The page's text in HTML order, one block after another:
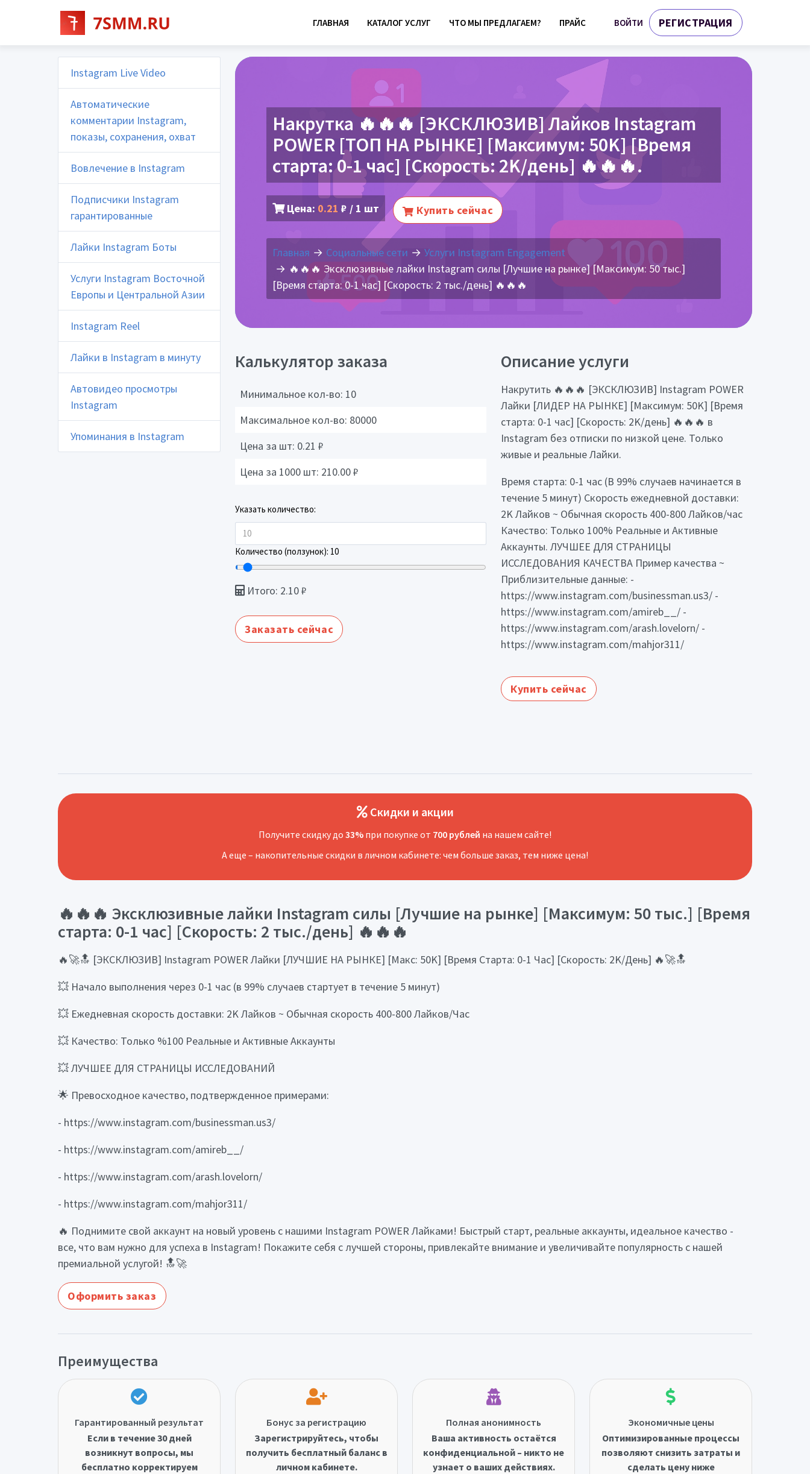
ГЛАВНАЯ КАТАЛОГ УСЛУГ ЧТО МЫ ПРЕДЛАГАЕМ? ПРАЙС ВОЙТИ РЕГИСТРАЦИЯ
Instagram Live Video
Автоматические
комментарии Instagram,
показы, сохранения, охват
Вовлечение в Instagram
Подписчики Instagram
гарантированные
Лайки Instagram Боты
Услуги Instagram Восточной
Европы и Центральной Азии
Instagram Reel
Лайки в Instagram в минуту
Автовидео просмотры
Instagram
Упоминания в Instagram
Накрутка 🔥🔥🔥 [ЭКСКЛЮЗИВ] Лайков Instagram
POWER [ТОП НА РЫНКЕ] [Максимум: 50K] [Время
старта: 0-1 час] [Скорость: 2K/день] 🔥🔥🔥.
Цена: 0.21 ₽ / 1 шт Купить сейчас
Главная Социальные сети
Услуги Instagram Engagement
🔥🔥🔥 Эксклюзивные лайки Instagram силы [Лучшие на рынке] [Максимум: 50 тыс.]
[Время старта: 0-1 час] [Скорость: 2 тыс./день] 🔥🔥🔥
Калькулятор заказа
Минимальное кол-во: 10
Максимальное кол-во: 80000
Цена за шт: 0.21 ₽
Цена за 1000 шт: 210.00₽
Указать количество:
Количество (ползунок): 10
Итого: 2.10₽
Заказать сейчас
Описание услуги
Накрутить 🔥🔥🔥 [ЭКСКЛЮЗИВ] Instagram POWER
Лайки [ЛИДЕР НА РЫНКЕ] [Максимум: 50K] [Время
старта: 0-1 час] [Скорость: 2K/день] 🔥🔥🔥 в
Instagram без отписки по низкой цене. Только
живые и реальные Лайки.
Время старта: 0-1 час (В 99% случаев начинается в
течение 5 минут) Скорость ежедневной доставки:
2K Лайков ~ Обычная скорость 400-800 Лайков/час
Качество: Только 100% Реальные и Активные
Аккаунты. ЛУЧШЕЕ ДЛЯ СТРАНИЦЫ
ИССЛЕДОВАНИЯ КАЧЕСТВА Пример качества ~
Приблизительные данные: -
https://www.instagram.com/businessman.us3/ -
https://www.instagram.com/amireb__/ -
https://www.instagram.com/arash.lovelorn/ -
https://www.instagram.com/mahjor311/
Купить сейчас
Скидки и акции
Получите скидку до 33% при покупке от 700 рублей на нашем сайте!
А еще – накопительные скидки в личном кабинете: чем больше заказ, тем ниже цена!
🔥🔥🔥 Эксклюзивные лайки Instagram силы [Лучшие на рынке] [Максимум: 50 тыс.] [Время
старта: 0-1 час] [Скорость: 2 тыс./день] 🔥🔥🔥
🔥🚀🔝 [ЭКСКЛЮЗИВ] Instagram POWER Лайки [ЛУЧШИЕ НА РЫНКЕ] [Макс: 50K] [Время Старта: 0-1 Час] [Скорость: 2K/День] 🔥🚀🔝
💥 Начало выполнения через 0-1 час (в 99% случаев стартует в течение 5 минут)
💥 Ежедневная скорость доставки: 2K Лайков ~ Обычная скорость 400-800 Лайков/Час
💥 Качество: Только %100 Реальные и Активные Аккаунты
💥 ЛУЧШЕЕ ДЛЯ СТРАНИЦЫ ИССЛЕДОВАНИЙ
🌟 Превосходное качество, подтвержденное примерами:
- https://www.instagram.com/businessman.us3/
- https://www.instagram.com/amireb__/
- https://www.instagram.com/arash.lovelorn/
- https://www.instagram.com/mahjor311/
🔥 Поднимите свой аккаунт на новый уровень с нашими Instagram POWER Лайками! Быстрый старт, реальные аккаунты, идеальное качество -
все, что вам нужно для успеха в Instagram! Покажите себя с лучшей стороны, привлекайте внимание и увеличивайте популярность с нашей
премиальной услугой! 🔝🚀
Оформить заказ
Преимущества
Гарантированный результат
Если в течение 30 дней
возникнут вопросы, мы
бесплатно корректируем
Бонус за регистрацию
Зарегистрируйтесь, чтобы
получить бесплатный баланс в
личном кабинете.
Полная анонимность
Ваша активность остаётся
конфиденциальной – никто не
узнает о ваших действиях.
Экономичные цены
Оптимизированные процессы
позволяют снизить затраты и
сделать цену ниже